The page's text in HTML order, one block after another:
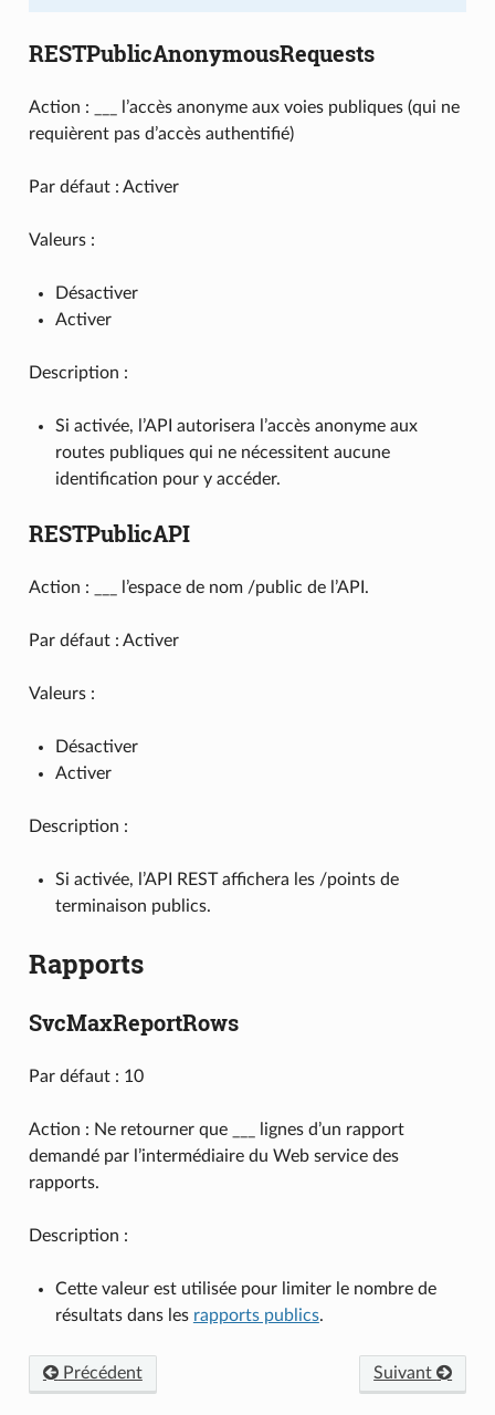
RESTPublicAnonymousRequests
Action : ___ l’accès anonyme aux voies publiques (qui ne
requièrent pas d’accès authentifié)
Par défaut : Activer
Valeurs :
Désactiver
Activer
Description :
Si activée, l’API autorisera l’accès anonyme aux
routes publiques qui ne nécessitent aucune
identification pour y accéder.
RESTPublicAPI
Action : ___ l’espace de nom /public de l’API.
Par défaut : Activer
Valeurs :
Désactiver
Activer
Description :
Si activée, l’API REST affichera les /points de
terminaison publics.
Rapports
SvcMaxReportRows
Par défaut : 10
Action : Ne retourner que ___ lignes d’un rapport
demandé par l’intermédiaire du Web service des
rapports.
Description :
Cette valeur est utilisée pour limiter le nombre de
résultats dans les rapports publics.
Précédent Suivant